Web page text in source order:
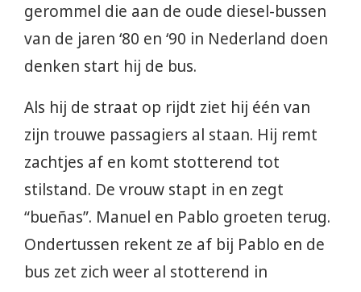
gerommel die aan de oude diesel-bussen
van de jaren ‘80 en ‘90 in Nederland doen
denken start hij de bus.
Als hij de straat op rijdt ziet hij één van
zijn trouwe passagiers al staan. Hij remt
zachtjes af en komt stotterend tot
stilstand. De vrouw stapt in en zegt
“bueñas”. Manuel en Pablo groeten terug.
Ondertussen rekent ze af bij Pablo en de
bus zet zich weer al stotterend in